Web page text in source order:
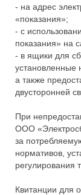
- на адрес
«показания»;
- с
показания» на
- в ящики для
установленные
а также
двусторонней
При
ООО
за
нормативов,
регулирования
Квитанции для